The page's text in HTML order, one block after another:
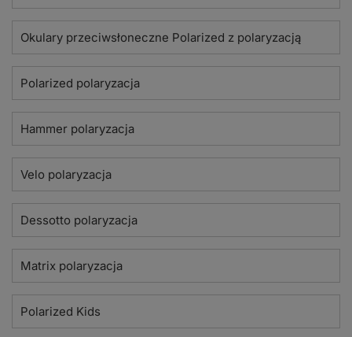
Okulary przeciwsłoneczne Polarized z polaryzacją
Polarized polaryzacja
Hammer polaryzacja
Velo polaryzacja
Dessotto polaryzacja
Matrix polaryzacja
Polarized Kids